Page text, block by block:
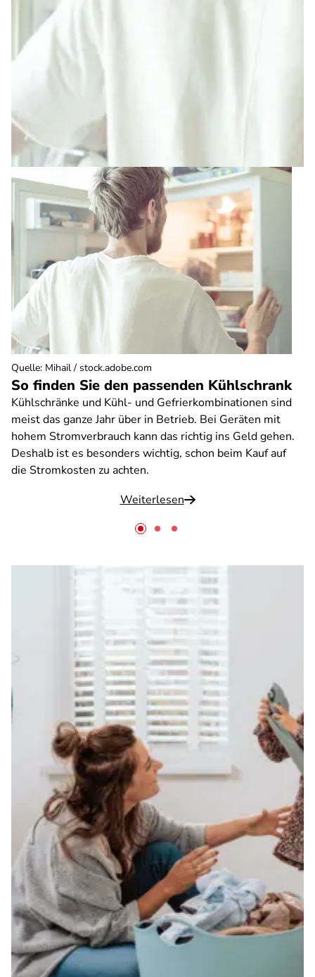
So finden Sie den passenden Kühlschrank
Kühlschränke und Kühl- und Gefrierkombinationen sind
meist das ganze Jahr über in Betrieb. Bei Geräten mit
hohem Stromverbrauch kann das richtig ins Geld gehen.
Deshalb ist es besonders wichtig, schon beim Kauf auf
die Stromkosten zu achten.
Weiterlesen
Quelle: Mihail / stock.adobe.com